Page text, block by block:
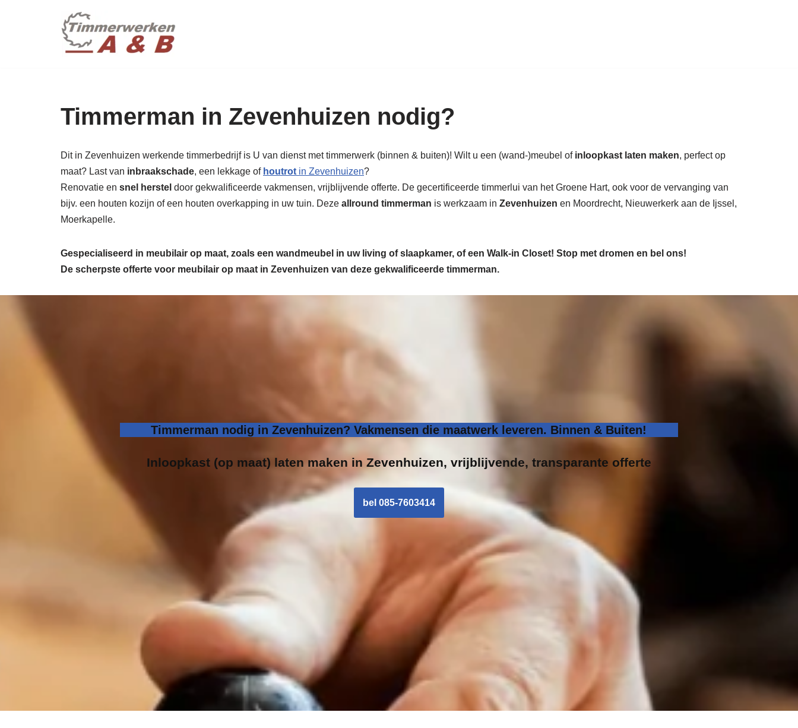
Timmerman in Zevenhuizen nodig?
Dit in Zevenhuizen werkende timmerbedrijf is U van dienst met timmerwerk (binnen & buiten)! Wilt u een (wand-)meubel of inloopkast laten maken, perfect op
maat? Last van inbraakschade, een lekkage of houtrot in Zevenhuizen?
Renovatie en snel herstel door gekwalificeerde vakmensen, vrijblijvende offerte. De gecertificeerde timmerlui van het Groene Hart, ook voor de vervanging van
bijv. een houten kozijn of een houten overkapping in uw tuin. Deze allround timmerman is werkzaam in Zevenhuizen en Moordrecht, Nieuwerkerk aan de Ijssel,
Moerkapelle.
Gespecialiseerd in meubilair op maat, zoals een wandmeubel in uw living of slaapkamer, of een Walk-in Closet! Stop met dromen en bel ons!
De scherpste offerte voor meubilair op maat in Zevenhuizen van deze gekwalificeerde timmerman.
Timmerman nodig in Zevenhuizen? Vakmensen die maatwerk leveren. Binnen & Buiten!
Inloopkast (op maat) laten maken in Zevenhuizen, vrijblijvende, transparante offerte
bel 085-7603414